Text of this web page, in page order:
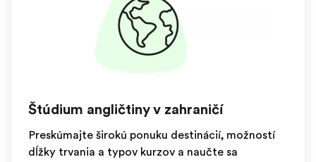
Štúdium angličtiny v zahraničí
Preskúmajte širokú ponuku destinácií, možností
dĺžky trvania a typov kurzov a naučte sa